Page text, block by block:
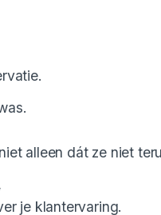
alleen dát ze niet
je klantervaring.